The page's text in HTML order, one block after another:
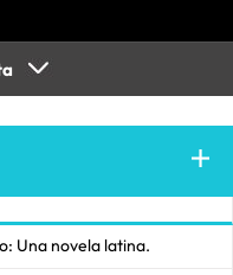
Una novela latina.